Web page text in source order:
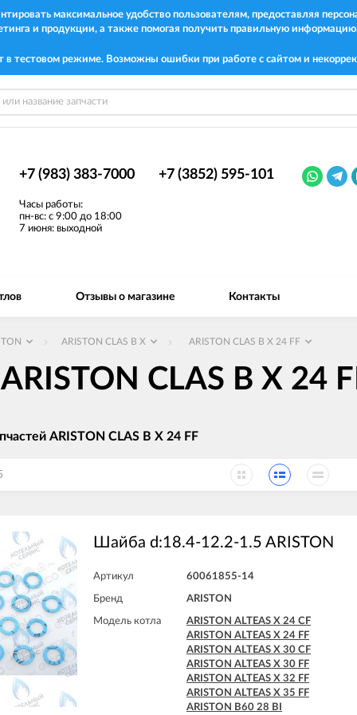
максимальное удобство пользователям, предоставляя
и продукции, а также помогая получить правильную
в тестовом режиме. Возможны ошибки при работе с сайтом и
+7 (983) 383-7000 +7 (3852) 595-101
Часы работы:
пн-вс: с 9:00 до 18:00
7 июня: выходной
Отзывы о магазине Контакты
ARISTON CLAS B X ARISTON CLAS B X 24 FF
CLAS B X 24
ARISTON CLAS B X 24 FF
Шайба d:18.4-12.2-1.5 ARISTON
Артикул 60061855-14
Бренд ARISTON
Модель котла
ARISTON ALTEAS X 24 CF
ARISTON ALTEAS X 24 FF
ARISTON ALTEAS X 30 CF
ARISTON ALTEAS X 30 FF
ARISTON ALTEAS X 32 FF
ARISTON ALTEAS X 35 FF
ARISTON B60 28 BI